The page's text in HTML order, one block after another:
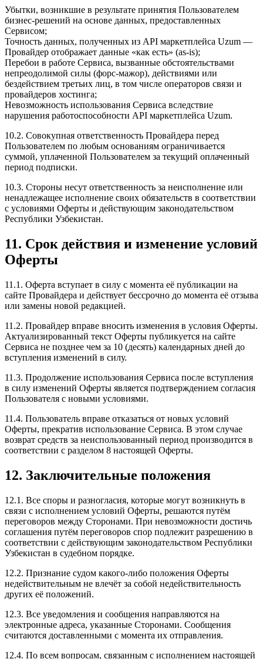
Убытки, возникшие в результате принятия Пользователем
бизнес-решений на основе данных, предоставленных
Сервисом;
Точность данных, полученных из API маркетплейса Uzum —
Провайдер отображает данные «как есть» (as-is);
Перебои в работе Сервиса, вызванные обстоятельствами
непреодолимой силы (форс-мажор), действиями или
бездействием третьих лиц, в том числе операторов связи и
провайдеров хостинга;
Невозможность использования Сервиса вследствие
нарушения работоспособности API маркетплейса Uzum.
10.2. Совокупная ответственность Провайдера перед
Пользователем по любым основаниям ограничивается
суммой, уплаченной Пользователем за текущий оплаченный
период подписки.
10.3. Стороны несут ответственность за неисполнение или
ненадлежащее исполнение своих обязательств в соответствии
с условиями Оферты и действующим законодательством
Республики Узбекистан.
11. Срок действия и изменение условий
Оферты
11.1. Оферта вступает в силу с момента её публикации на
сайте Провайдера и действует бессрочно до момента её отзыва
или замены новой редакцией.
11.2. Провайдер вправе вносить изменения в условия Оферты.
Актуализированный текст Оферты публикуется на сайте
Сервиса не позднее чем за 10 (десять) календарных дней до
вступления изменений в силу.
11.3. Продолжение использования Сервиса после вступления
в силу изменений Оферты является подтверждением согласия
Пользователя с новыми условиями.
11.4. Пользователь вправе отказаться от новых условий
Оферты, прекратив использование Сервиса. В этом случае
возврат средств за неиспользованный период производится в
соответствии с разделом 8 настоящей Оферты.
12. Заключительные положения
12.1. Все споры и разногласия, которые могут возникнуть в
связи с исполнением условий Оферты, решаются путём
переговоров между Сторонами. При невозможности достичь
соглашения путём переговоров спор подлежит разрешению в
соответствии с действующим законодательством Республики
Узбекистан в судебном порядке.
12.2. Признание судом какого-либо положения Оферты
недействительным не влечёт за собой недействительность
других её положений.
12.3. Все уведомления и сообщения направляются на
электронные адреса, указанные Сторонами. Сообщения
считаются доставленными с момента их отправления.
12.4. По всем вопросам, связанным с исполнением настоящей